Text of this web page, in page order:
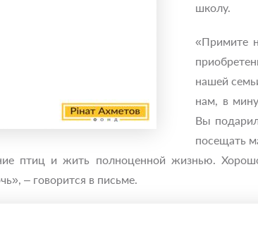
школу.
«Примите
нашей
нам, в
Вы
посещать
птиц и жить полноценной жизнью.
– говорится в письме.